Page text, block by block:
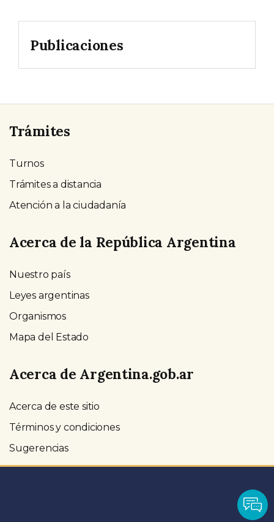
Publicaciones
Trámites
Turnos
Trámites a distancia
Atención a la ciudadanía
Acerca de la República Argentina
Nuestro país
Leyes argentinas
Organismos
Mapa del Estado
Acerca de Argentina.gob.ar
Acerca de este sitio
Términos y condiciones
Sugerencias